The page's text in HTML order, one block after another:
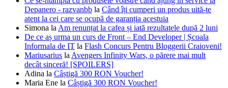
Depanero - razvanbb la Când îți cumperi un produs uită-te
atent la cei care se ocupă de garanția acestuia
Simona la Am renunțat la cafea și iată rezultatele după 2 luni
De ce aș urma un curs de Front – End Developer | Școala
Informala de IT la Flash Concurs Pentru Bloggerii Craioveni!
Mariusarius la Avengers Infinity Wars, o părere mai mult
decât sinceră! [SPOILERS]
Adina la Câștigă 300 RON Voucher!
Maria Ene la Câștigă 300 RON Voucher!